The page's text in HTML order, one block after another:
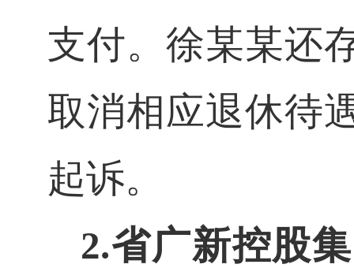
支付。徐某某还
取消相应退休待
起诉。
2.省广新控股